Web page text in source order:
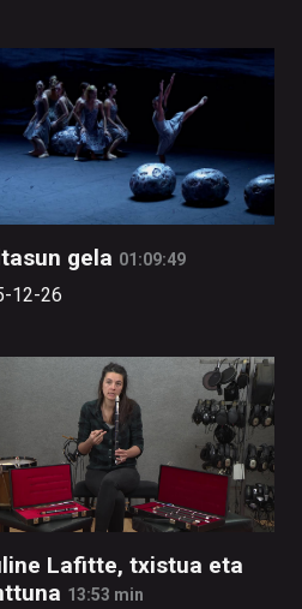
gela 01:09:49
12-26
Lafitte, txistua eta
13:53 min